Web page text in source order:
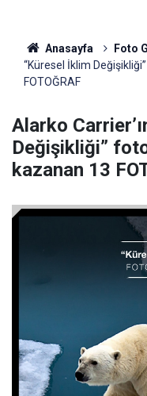
Anasayfa Foto
“Küresel İklim
FOTOĞRAF
Alarko
Değişikliği”
kazanan 13